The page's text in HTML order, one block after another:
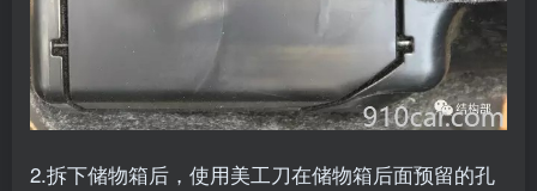
2.拆下储物箱后，使用美工刀在储物箱后面预留的孔